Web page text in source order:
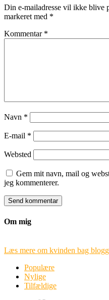
Din e-mailadresse vil ikke blive
markeret med *
Kommentar *
Navn *
E-mail *
Websted
Gem mit navn, mail og
jeg kommenterer.
Om mig
Læs mere om kvinden bag
Populære
Nylige
Tilfældige